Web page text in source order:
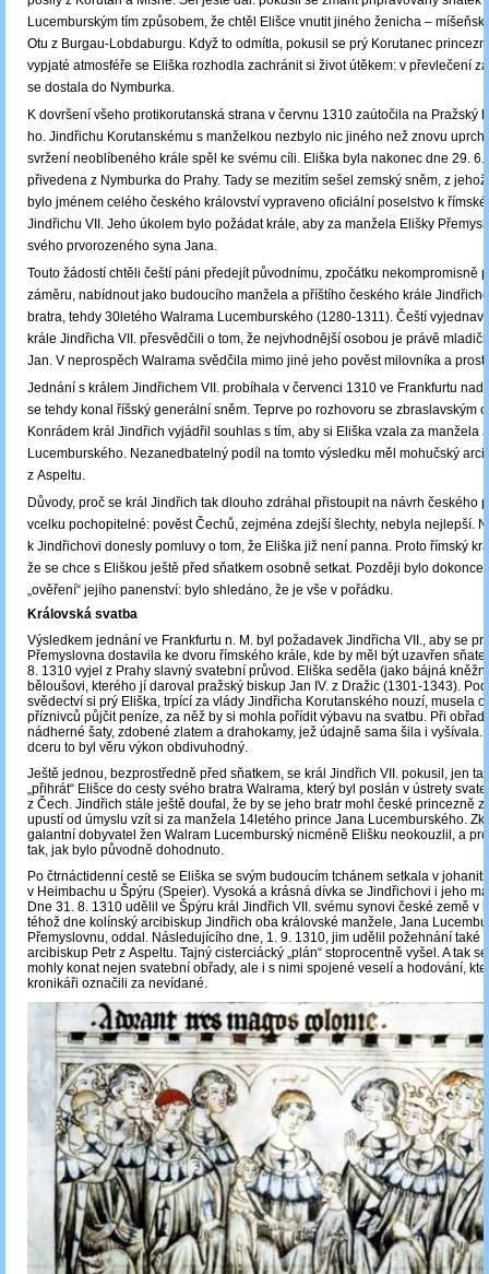
Lucemburským tím způsobem, že chtěl Elišce vnutit jiného ženicha –
Otu z Burgau-Lobdaburgu. Když to odmítla, pokusil se prý Korutanec
vypjaté atmosféře se Eliška rozhodla zachránit si život útěkem: v převlečení
se dostala do Nymburka.
K dovršení všeho protikorutanská strana v červnu 1310 zaútočila na Pražský
ho. Jindřichu Korutanskému s manželkou nezbylo nic jiného než znovu
svržení neoblíbeného krále spěl ke svému cíli. Eliška byla nakonec dne 29. 6.
přivedena z Nymburka do Prahy. Tady se mezitím sešel zemský sněm, z
bylo jménem celého českého království vypraveno oficiální poselstvo k
Jindřichu VII. Jeho úkolem bylo požádat krále, aby za manžela Elišky
svého prvorozeného syna Jana.
Touto žádostí chtěli čeští páni předejít původnímu, zpočátku nekompromisně
záměru, nabídnout jako budoucího manžela a příštího českého krále
bratra, tehdy 30letého Walrama Lucemburského (1280-1311). Čeští
krále Jindřicha VII. přesvědčili o tom, že nejvhodnější osobou je právě
Jan. V neprospěch Walrama svědčila mimo jiné jeho pověst milovníka a
Jednání s králem Jindřichem VII. probíhala v červenci 1310 ve Frankfurtu nad
se tehdy konal říšský generální sněm. Teprve po rozhovoru se zbraslavským
Konrádem král Jindřich vyjádřil souhlas s tím, aby si Eliška vzala za manžela
Lucemburského. Nezanedbatelný podíl na tomto výsledku měl mohučský
z Aspeltu.
Důvody, proč se král Jindřich tak dlouho zdráhal přistoupit na návrh českého
vcelku pochopitelné: pověst Čechů, zejména zdejší šlechty, nebyla nejlepší.
k Jindřichovi donesly pomluvy o tom, že Eliška již není panna. Proto římský
že se chce s Eliškou ještě před sňatkem osobně setkat. Později bylo dokonce
„ověření“ jejího panenství: bylo shledáno, že je vše v pořádku.
Královská svatba
Výsledkem jednání ve Frankfurtu n. M. byl požadavek Jindřicha VII., aby se
Přemyslovna dostavila ke dvoru římského krále, kde by měl být uzavřen
8. 1310 vyjel z Prahy slavný svatební průvod. Eliška seděla (jako bájná
běloušovi, kterého jí daroval pražský biskup Jan IV. z Dražic (1301-1343).
svědectví si prý Eliška, trpící za vlády Jindřicha Korutanského nouzí, musela
příznivců půjčit peníze, za něž by si mohla pořídit výbavu na svatbu. Při
nádherné šaty, zdobené zlatem a drahokamy, jež údajně sama šila i vyšívala.
dceru to byl věru výkon obdivuhodný.
Ještě jednou, bezprostředně před sňatkem, se král Jindřich VII. pokusil, jen
„přihrát“ Elišce do cesty svého bratra Walrama, který byl poslán v ústrety
z Čech. Jindřich stále ještě doufal, že by se jeho bratr mohl české princezně
upustí od úmyslu vzít si za manžela 14letého prince Jana Lucemburského.
galantní dobyvatel žen Walram Lucemburský nicméně Elišku neokouzlil, a
tak, jak bylo původně dohodnuto.
Po čtrnáctidenní cestě se Eliška se svým budoucím tchánem setkala v
v Heimbachu u Špýru (Speier). Vysoká a krásná dívka se Jindřichovi i jeho
Dne 31. 8. 1310 udělil ve Špýru král Jindřich VII. svému synovi české země v
téhož dne kolínský arcibiskup Jindřich oba královské manžele, Jana
Přemyslovnu, oddal. Následujícího dne, 1. 9. 1310, jim udělil požehnání také
arcibiskup Petr z Aspeltu. Tajný cisterciácký „plán“ stoprocentně vyšel. A tak
mohly konat nejen svatební obřady, ale i s nimi spojené veselí a hodování,
kronikáři označili za nevídané.